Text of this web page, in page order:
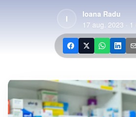
I
Ioana Radu
17 aug. 2023 · 1